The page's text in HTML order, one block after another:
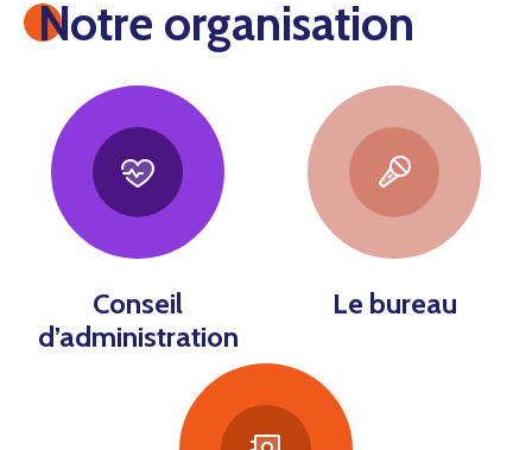
Notre organisation
Conseil
d’administration
Le bureau